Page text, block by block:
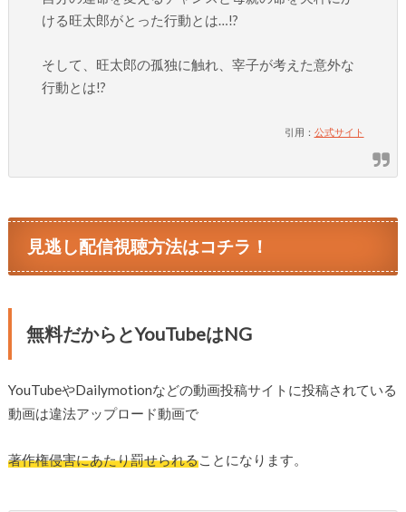
ける旺太郎がとった行動とは…!?
そして、旺太郎の孤独に触れ、宰子が考えた意外な
行動とは!?
引用： 公式サイト
見逃し配信視聴方法はコチラ！
無料だからとYouTubeはNG
YouTubeやDailymotionなどの動画投稿サイトに投稿されている
動画は違法アップロード動画で
著作権侵害にあたり罰せられることになります。